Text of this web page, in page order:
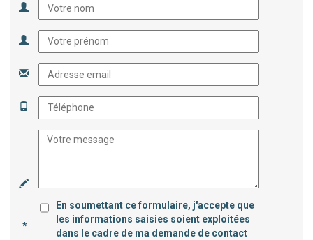
En soumettant ce formulaire, j'accepte que
les informations saisies soient exploitées
dans le cadre de ma demande de contact
*